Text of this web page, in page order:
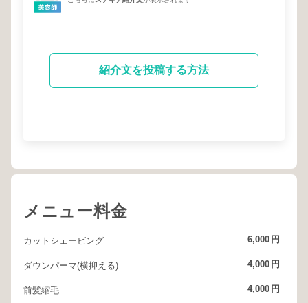
紹介文を投稿する方法
メニュー料金
カットシェービング 6,000 円
ダウンパーマ(横抑える) 4,000 円
前髪縮毛 4,000 円